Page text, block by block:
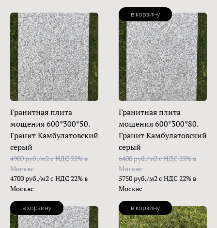
в корзину
Гранитная плита
мощения 600*300*50.
Гранит Камбулатовский
серый
4900 руб./м2 с НДС 22% в
Москве
4700 руб./м2 с НДС 22% в
Москве
в корзину
Гранитная плита
мощения 600*300*80.
Гранит Камбулатовский
серый
6400 руб./м2 с НДС 22% в
Москве
5750 руб./м2 с НДС 22% в
Москве
в корзину